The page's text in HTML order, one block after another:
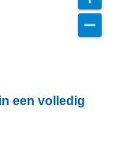
een volledig